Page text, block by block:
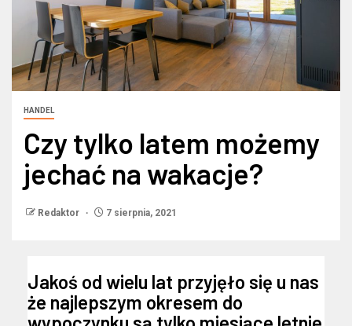
HANDEL
Czy tylko latem możemy
jechać na wakacje?
Redaktor 7 sierpnia, 2021
Jakoś od wielu lat przyjęło się u nas
że najlepszym okresem do